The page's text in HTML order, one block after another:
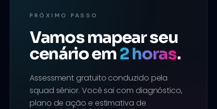
PRÓXIMO PASSO
Vamos mapear seu
cenário em2 horas.
Assessment gratuito conduzido pela
squad sênior. Você sai com diagnóstico,
plano de ação e estimativa de